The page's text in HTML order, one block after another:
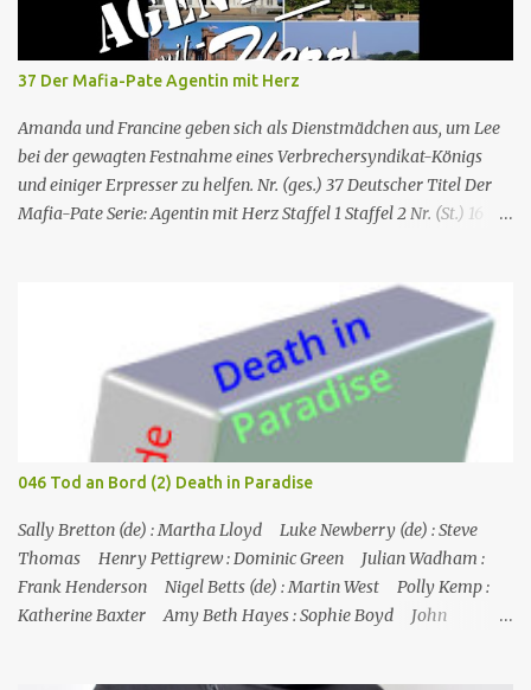
37 Der Mafia-Pate Agentin mit Herz
Amanda und Francine geben sich als Dienstmädchen aus, um Lee
bei der gewagten Festnahme eines Verbrechersyndikat-Königs
und einiger Erpresser zu helfen. Nr. (ges.) 37 Deutscher Titel Der
Mafia-Pate Serie: Agentin mit Herz Staffel 1 Staffel 2 Nr. (St.) 16
Mackenzie Buch Stephen Hattman Serieninfos: In dem Pilot der
Serie wird Amanda King , eine geschiedene Hausfrau und Mutter
von zwei Söhnen, als freie Mitarbeiterin eines kleinen US-
amerikanischen Geheimdienstes angeworben. Dort arbeitet sie als
Agentin an der Seite von Lee Stetson , Tarnname „Scarecrow“ (engl.
für Vogelscheuche), den sie am Ende der vierten und letzten Staffel
heiratet. Obwohl nur als Bürohilfskraft beschäftigt, wird sie
immer wieder in Undercover-Operationen verwickelt. Zunächst
unabsichtlich, dann mit Billigung ihrer Vorgesetzten, später –
nach einschlägigen Fortbildun...
046 Tod an Bord (2) Death in Paradise
Sally Bretton (de) : Martha Lloyd Luke Newberry (de) : Steve
Thomas Henry Pettigrew : Dominic Green Julian Wadham :
Frank Henderson Nigel Betts (de) : Martin West Polly Kemp :
Katherine Baxter Amy Beth Hayes : Sophie Boyd John